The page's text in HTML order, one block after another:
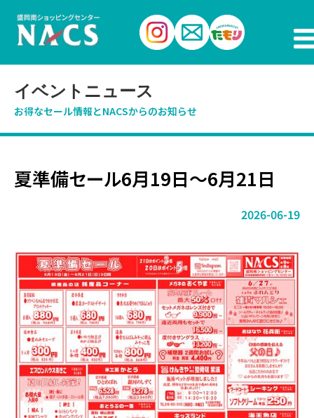
イベントニュース
お得なセール情報とNACSからのお知らせ
夏準備セール6月19日〜6月21日
2026-06-19